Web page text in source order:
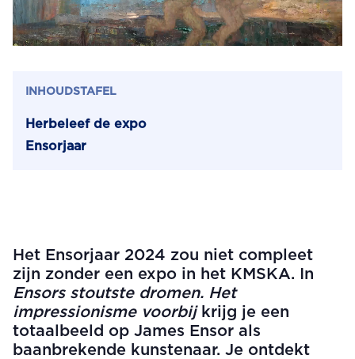
INHOUDSTAFEL
Herbeleef de expo
Ensorjaar
Het Ensorjaar 2024 zou niet compleet
zijn zonder een expo in het KMSKA. In
Ensors stoutste dromen. Het
impressionisme voorbij krijg je een
totaalbeeld op James Ensor als
baanbrekende kunstenaar. Je ontdekt